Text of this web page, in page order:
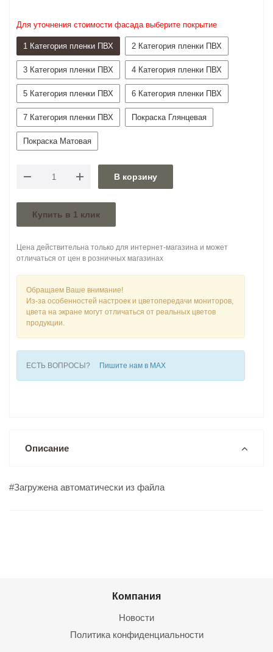
Для уточнения стоимости фасада выберите покрытие
1 Категория пленки ПВХ 2 Категория пленки ПВХ
3 Категория пленки ПВХ 4 Категория пленки ПВХ
5 Категория пленки ПВХ 6 Категория пленки ПВХ
7 Категория пленки ПВХ Покраска Глянцевая
Покраска Матовая
В корзину
Купить в 1 клик
Цена действительна только для интернет-магазина и может
отличаться от цен в розничных магазинах
Обращаем Ваше внимание!
Из-за особенностей настроек и цветопередачи мониторов,
цвета на экране могут отличаться от реальных цветов
продукции.
ЕСТЬ ВОПРОСЫ? Пишите нам в MAX
Описание
#Загружена автоматически из файла
Компания
Новости
Политика конфиденциальности